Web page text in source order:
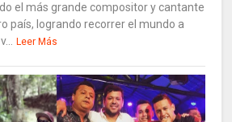
el más grande compositor y cantante
país, logrando recorrer el mundo a
Leer Más